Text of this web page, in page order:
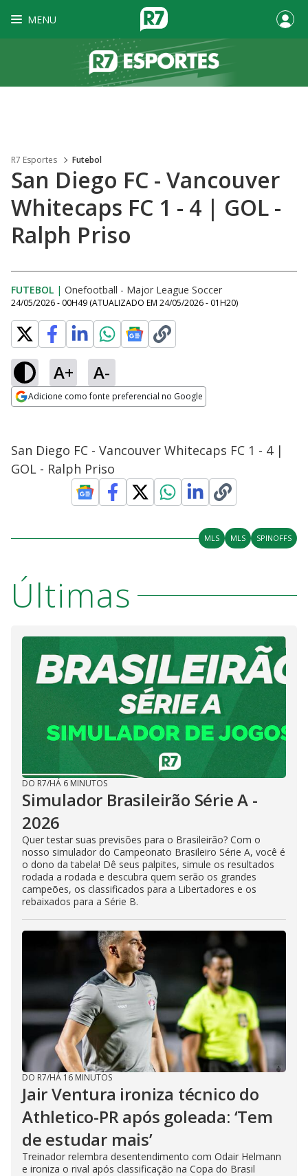
MENU
R7 Esportes Futebol
San Diego FC - Vancouver
Whitecaps FC 1 - 4 | GOL -
Ralph Priso
FUTEBOL | Onefootball - Major League Soccer
24/05/2026 - 00H49 (ATUALIZADO EM 24/05/2026 - 01H20)
A+ A-
Adicione como fonte preferencial no Google
San Diego FC - Vancouver Whitecaps FC 1 - 4 |
GOL - Ralph Priso
MLS MLS SPINOFFS
Últimas
DO R7/HÁ 6 MINUTOS
Simulador Brasileirão Série A -
2026
Quer testar suas previsões para o Brasileirão? Com o
nosso simulador do Campeonato Brasileiro Série A, você é
o dono da tabela! Dê seus palpites, simule os resultados
rodada a rodada e descubra quem serão os grandes
campeões, os classificados para a Libertadores e os
rebaixados para a Série B.
DO R7/HÁ 16 MINUTOS
Jair Ventura ironiza técnico do
Athletico-PR após goleada: ‘Tem
de estudar mais’
Treinador relembra desentendimento com Odair Helmann
e ironiza o rival após classificação na Copa do Brasil